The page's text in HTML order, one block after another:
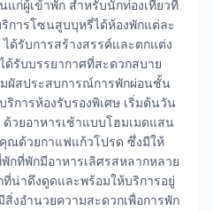
แก่ผู้เข้าพัก สำหรับนักท่องเที่ยวที่
การโซนสูบบุหรี่ได้ห้องพักแต่ละ
ด้รับการสร้างสรรค์และตกแต่ง
ด้รับบรรยากาศที่สะดวกสบาย
ผัสประสบการณ์การพักผ่อนชั้น
ริการห้องรับรองพิเศษ เริ่มต้นวัน
ด้วยอาหารเช้าแบบโฮมเมดแสน
ณด้วยกาแฟแก้วโปรด ซึ่งมีให้
กที่พักมีอาหารเลิศรสหลากหลาย
ที่น่าดึงดูดและพร้อมให้บริการอยู่
สิ่งอำนวยความสะดวกเพื่อการพัก